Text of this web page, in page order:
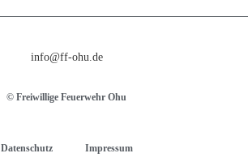
info@ff-ohu.de
© Freiwillige Feuerwehr Ohu
Datenschutz Impressum